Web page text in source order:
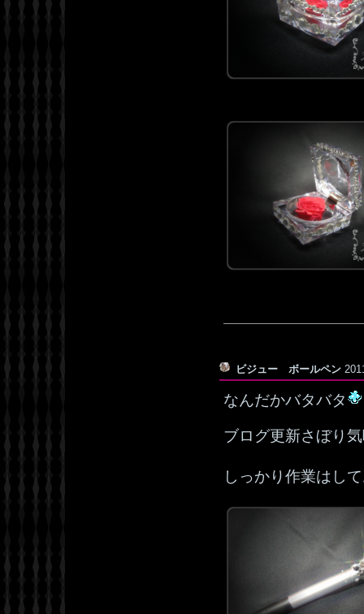
ビジュー ボールペン
なんだかバタバタ
ブログ更新さぼり
しっかり作業はし